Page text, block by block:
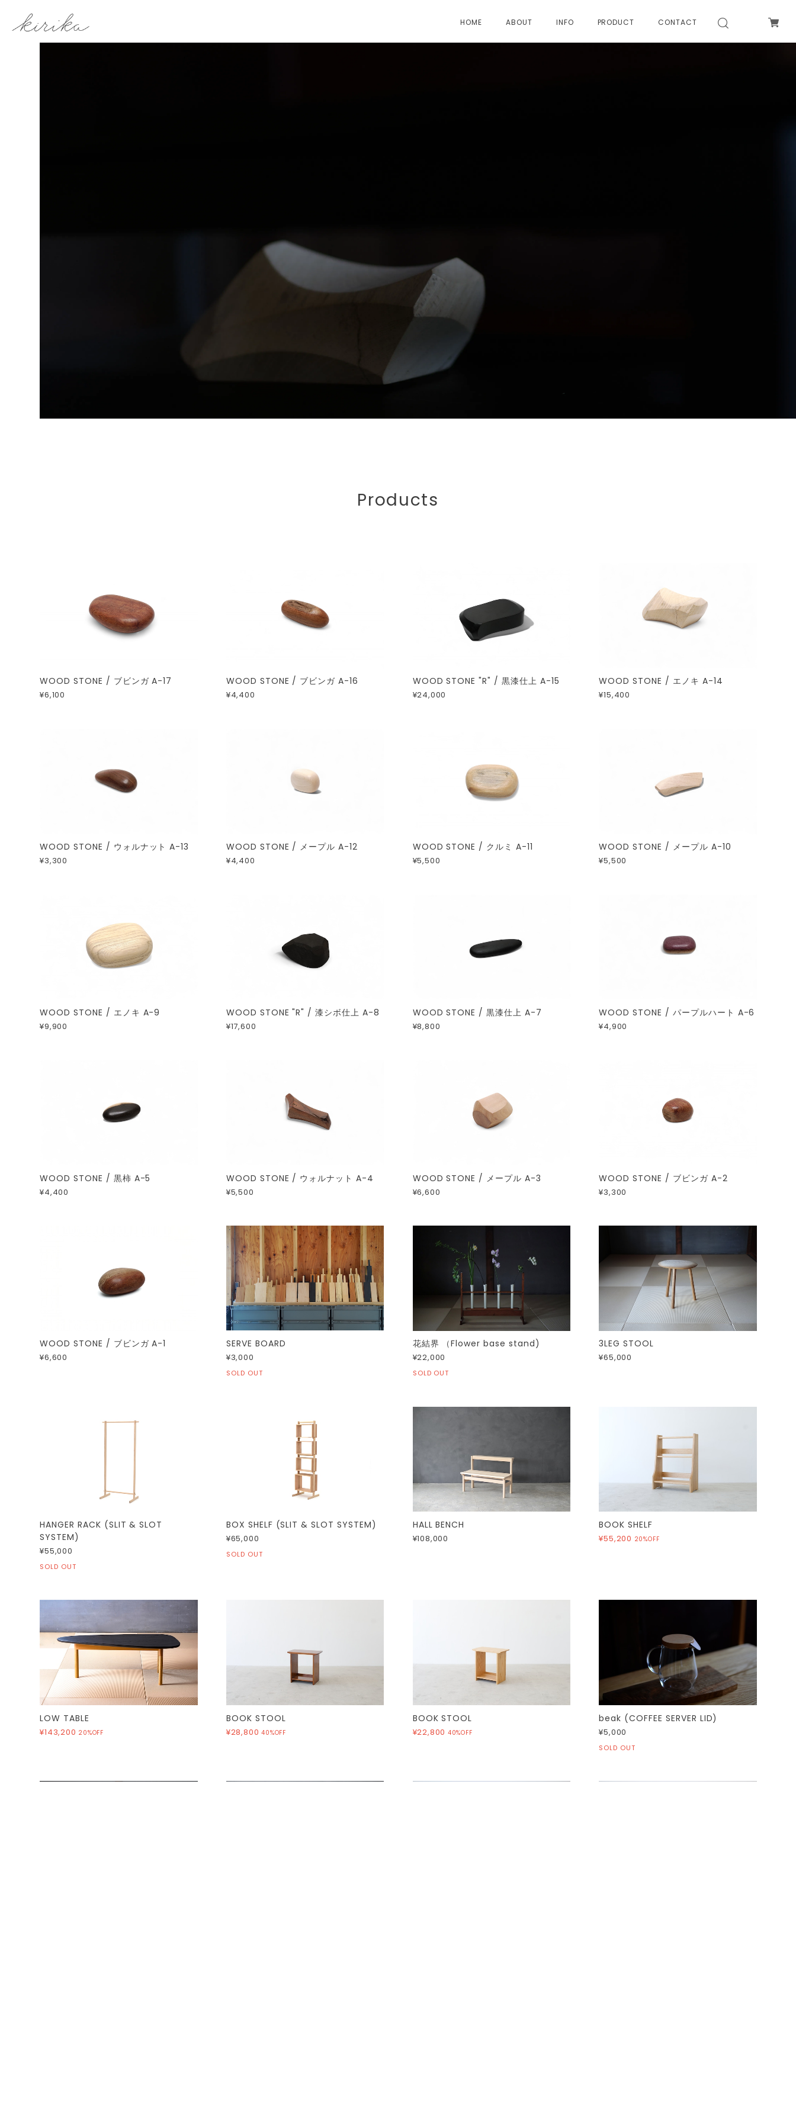
HOME ABOUT INFO PRODUCT CONTACT
Products
WOOD STONE / ブビンガ A-17
¥6,100
WOOD STONE / ブビンガ A-16
¥4,400
WOOD STONE "R" / 黒漆仕上 A-15
¥24,000
WOOD STONE / エノキ A-14
¥15,400
WOOD STONE / ウォルナット A-13
¥3,300
WOOD STONE / メープル A-12
¥4,400
WOOD STONE / クルミ A-11
¥5,500
WOOD STONE / メープル A-10
¥5,500
WOOD STONE / エノキ A-9
¥9,900
WOOD STONE "R" / 漆シボ仕上 A-8
¥17,600
WOOD STONE / 黒漆仕上 A-7
¥8,800
WOOD STONE / パープルハート A-6
¥4,900
WOOD STONE / 黒柿 A-5
¥4,400
WOOD STONE / ウォルナット A-4
¥5,500
WOOD STONE / メープル A-3
¥6,600
WOOD STONE / ブビンガ A-2
¥3,300
WOOD STONE / ブビンガ A-1
¥6,600
SERVE BOARD
¥3,000
SOLD OUT
花結界 （Flower base stand)
¥22,000
SOLD OUT
3LEG STOOL
¥65,000
HANGER RACK (SLIT & SLOT
SYSTEM)
¥55,000
SOLD OUT
BOX SHELF (SLIT & SLOT SYSTEM)
¥65,000
SOLD OUT
HALL BENCH
¥108,000
BOOK SHELF
¥55,200 20%OFF
LOW TABLE
¥143,200 20%OFF
BOOK STOOL
¥28,800 40%OFF
BOOK STOOL⁣
¥22,800 40%OFF
beak (COFFEE SERVER LID)
¥5,000
SOLD OUT